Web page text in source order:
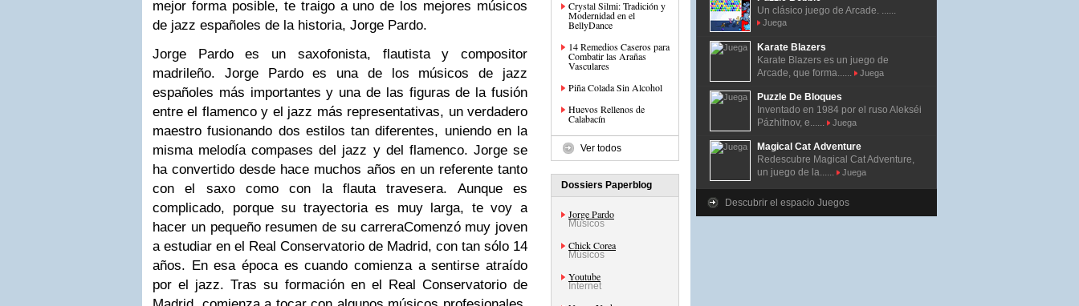
mejor forma posible, te traigo a uno de los mejores músicos
de jazz españoles de la historia, Jorge Pardo.
Jorge Pardo es un saxofonista, flautistay compositor
madrileño. Jorge Pardo es una de los músicos de jazz
españoles más importantes y una de las figuras de la fusión
entre el flamenco y el jazz más representativas, un verdadero
maestro fusionando dos estilos tan diferentes, uniendo en la
misma melodía compases del jazz y del flamenco. Jorge se
ha convertido desde hace muchos años en un referente tanto
con el saxo como con la flauta travesera. Aunque es
complicado, porque su trayectoria es muy larga, te voy a
hacer un pequeño resumen de su carreraComenzó muy joven
a estudiar en el Real Conservatorio de Madrid, con tan sólo 14
años. En esa época es cuando comienzaa sentirse atraído
por el jazz.Tras su formación en el Real Conservatorio de
Crystal Silmi: Tradición y
Modernidad en el
BellyDance
14 Remedios Caseros para
Combatir las Arañas
Vasculares
Piña Colada Sin Alcohol
Huevos Rellenos de
Calabacín
Ver todos
Dossiers Paperblog
Jorge Pardo
Músicos
Chick Corea
Músicos
Youtube
Internet
Un clásico juego de Arcade. ......
Juega
Karate Blazers
Karate Blazers es un juego de
Arcade, que forma......
Juega
Puzzle De Bloques
Inventado en 1984 por el ruso Alekséi
Pázhitnov, e......
Juega
Magical Cat Adventure
Redescubre Magical Cat Adventure,
un juego de la......
Juega
Descubrir el espacio Juegos